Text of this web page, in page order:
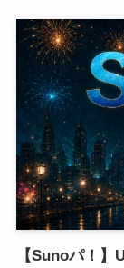
【Sunoパ！